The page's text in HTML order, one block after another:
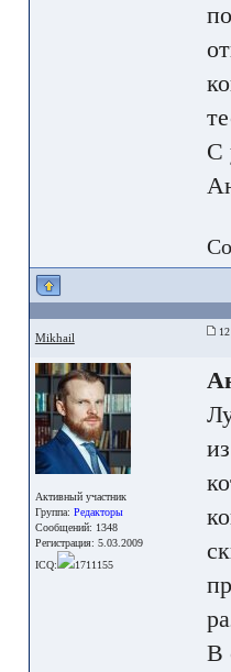
С
Mikhail 12
Активный участник
Группа: Редакторы
Сообщений: 1348
Регистрация: 5.03.2009
ICQ:
1711155
В